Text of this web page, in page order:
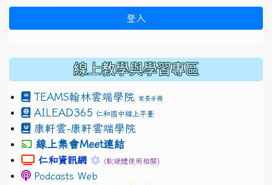
登入
線上教學與學習專區
TEAMS翰林雲端學院 家長手冊
AILEAD365 仁和國中線上平臺
康軒雲-康軒雲端學院
線上集會Meet連結
link to https://sites.google.com/
仁和資訊網 link to https://sites.google.com/
(軟硬體使用相關)
Podcasts Web